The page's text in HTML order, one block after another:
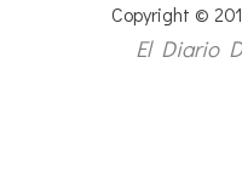
Copyright ©
El Diario